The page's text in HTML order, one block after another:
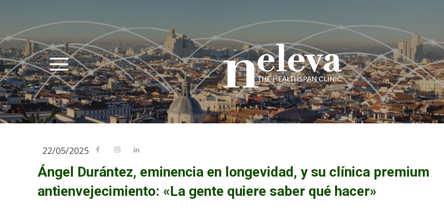
22/05/2025
Ángel Durántez, eminencia en longevidad, y su clínica premium
antienvejecimiento: «La gente quiere saber qué hacer»